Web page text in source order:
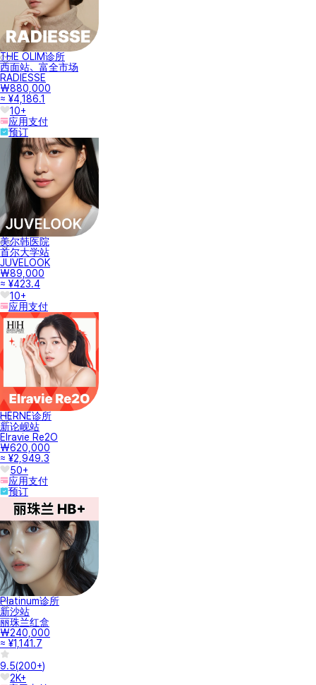
THE OLIM诊所
西面站、富全市场
RADIESSE
₩880,000
≈ ¥4,186.1
10+
应用支付
预订
美尔韩医院
首尔大学站
JUVELOOK
₩89,000
≈ ¥423.4
10+
应用支付
HERNE诊所
新论岘站
Elravie Re2O
₩620,000
≈ ¥2,949.3
50+
应用支付
预订
Platinum诊所
新沙站
丽珠兰红盒
₩240,000
≈ ¥1,141.7
9.5(200+)
2K+